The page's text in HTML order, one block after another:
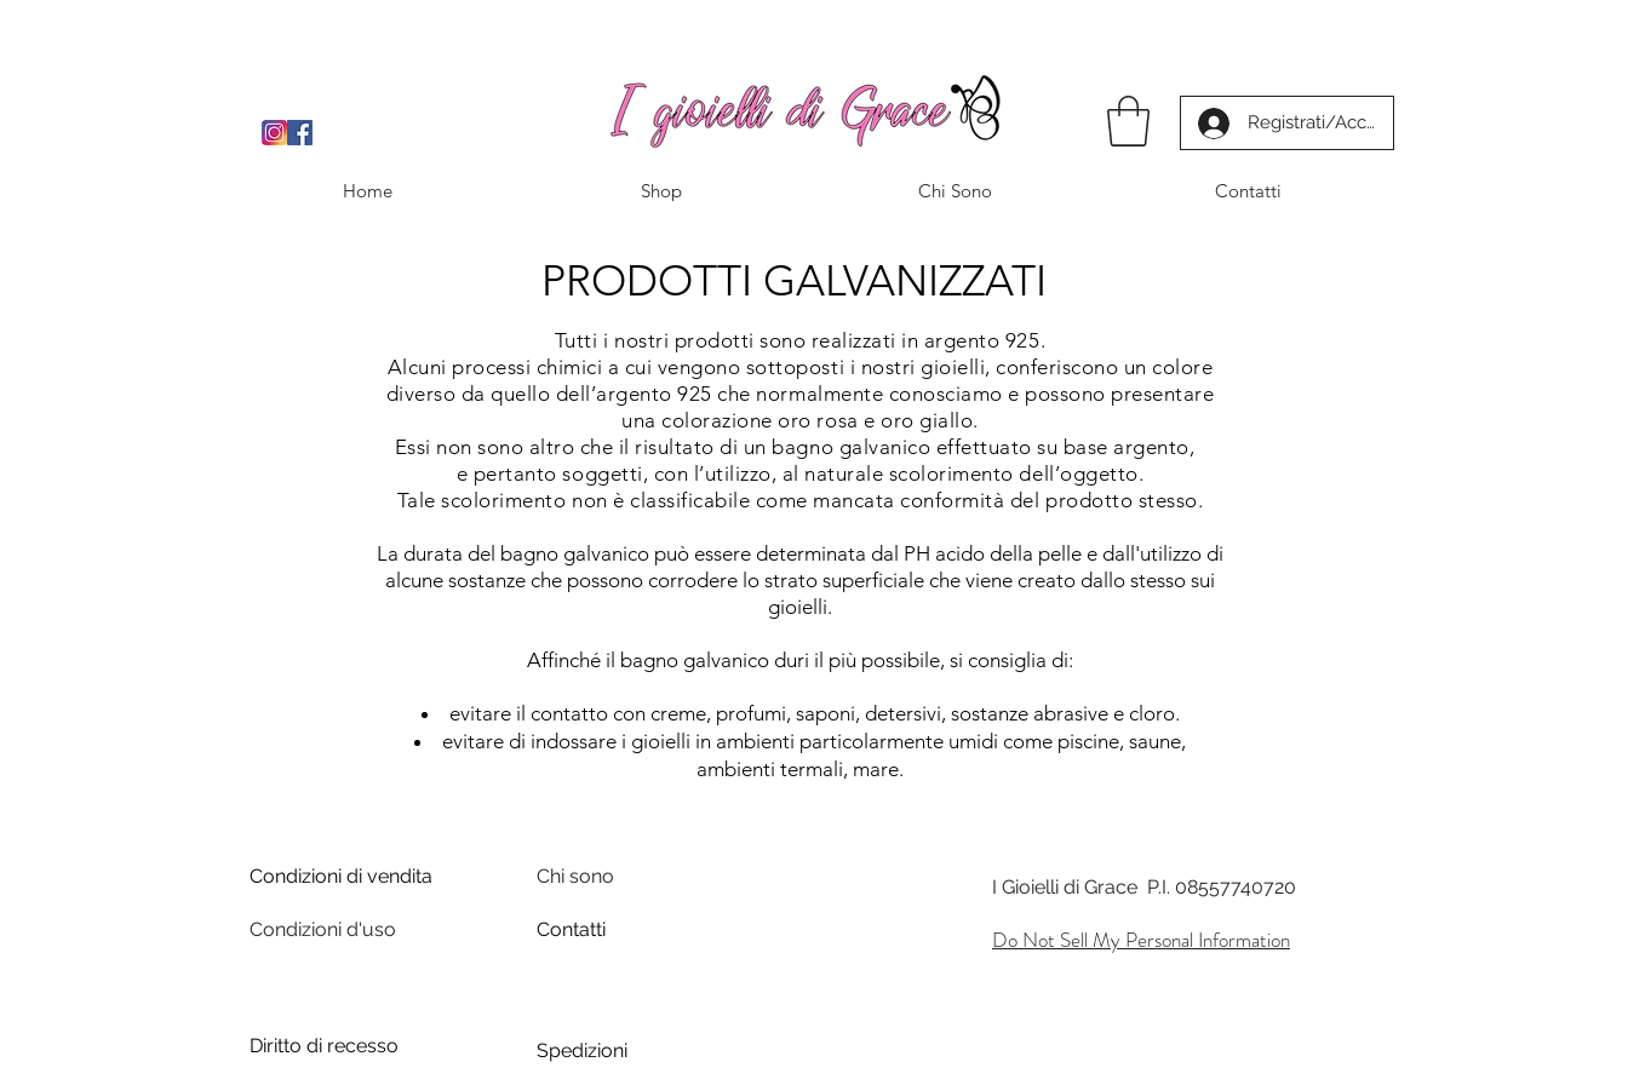
PRODOTTI GALVANIZZATI
Tutti i nostri prodotti sono realizzati in argento 925.
Alcuni processi chimici a cui vengono sottoposti i nostri gioielli, conferiscono un colore
diverso da quello dell’argento 925 che normalmente conosciamo e possono presentare
una colorazione oro rosa e oro giallo.
Essi non sono altro che il risultato di un bagno galvanico effettuato su base argento,
e pertanto soggetti, con l’utilizzo, al naturale scolorimento dell’oggetto.
Tale scolorimento non è classificabile come mancata conformità del prodotto stesso.
La durata del bagno galvanico può essere determinata dal PH acido della pelle e dall'utilizzo di
alcune sostanze che possono corrodere lo strato superficiale che viene creato dallo stesso sui
gioielli.
Affinché il bagno galvanico duri il più possibile, si consiglia di:
evitare il contatto con creme, profumi, saponi, detersivi, sostanze abrasive e cloro.
evitare di indossare i gioielli in ambienti particolarmente umidi come piscine, saune,
ambienti termali, mare.
Registrati/Accedi
Home Shop Chi Sono Contatti
Condizioni di vendita
Condizioni d'uso
Diritto di recesso
Chi sono
Contatti
Spedizioni
I Gioielli di Grace P.I. 08557740720
Do Not Sell My Personal Information